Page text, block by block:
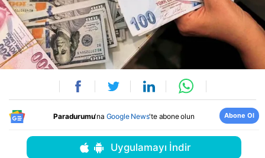
Paradurumu'na Google News'te abone olun Abone Ol
Uygulamayı İndir